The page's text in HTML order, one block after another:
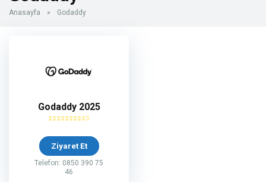
Anasayfa » Godaddy
Godaddy 2025
Ziyaret Et
Telefon: 0850 390 75
46